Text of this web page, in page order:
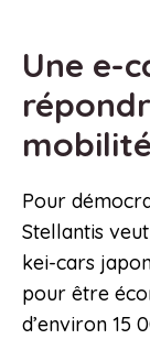
Une e-
Pour
Stellantis
kei-cars
pour être
d’environ 15